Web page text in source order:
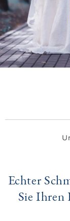
Echter
Sie Ihren